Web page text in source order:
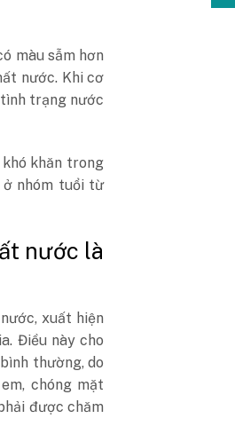
màu sẫm hơn
nước. Khi cơ
trạng nước
khăn trong
nhóm tuổi từ
nước là
xuất hiện
Điều này cho
thường, do
chóng mặt
được chăm